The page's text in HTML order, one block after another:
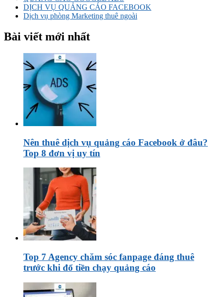
DỊCH VỤ QUẢNG CÁO FACEBOOK
Dịch vụ phòng Marketing thuê ngoài
Bài viết mới nhất
Nên thuê dịch vụ quảng cáo Facebook ở đâu?
Top 8 đơn vị uy tín
Top 7 Agency chăm sóc fanpage đáng thuê
trước khi đổ tiền chạy quảng cáo